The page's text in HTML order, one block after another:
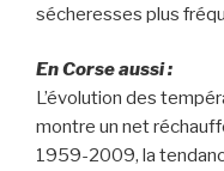
sécheresses plus
En Corse aussi :
L’évolution des
montre un net
1959-2009, la